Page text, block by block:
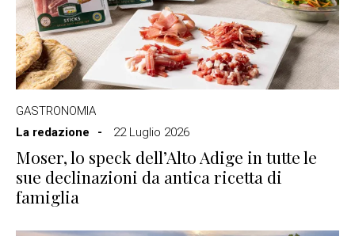
GASTRONOMIA
La redazione
22 Luglio 2026
Moser, lo speck dell’Alto Adige in tutte le
sue declinazioni da antica ricetta di
famiglia